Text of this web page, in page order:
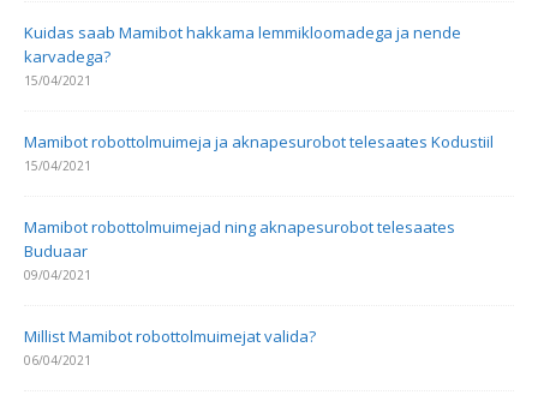
Kuidas saab Mamibot hakkama lemmikloomadega ja nende
karvadega?
15/04/2021
Mamibot robottolmuimeja ja aknapesurobot telesaates Kodustiil
15/04/2021
Mamibot robottolmuimejad ning aknapesurobot telesaates
Buduaar
09/04/2021
Millist Mamibot robottolmuimejat valida?
06/04/2021